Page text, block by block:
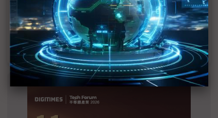
SpaceX晶片採購大轉向 Elon Musk捨超微全面
採用NVIDIA
光進銅退更明確？ 聯發科估SerDes 448G為銅
線「最終戰場」